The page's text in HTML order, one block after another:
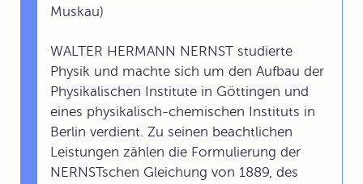
Muskau)
WALTER HERMANN NERNST studierte
Physik und machte sich um den Aufbau der
Physikalischen Institute in Göttingen und
eines physikalisch-chemischen Instituts in
Berlin verdient. Zu seinen beachtlichen
Leistungen zählen die Formulierung der
NERNSTschen Gleichung von 1889, des